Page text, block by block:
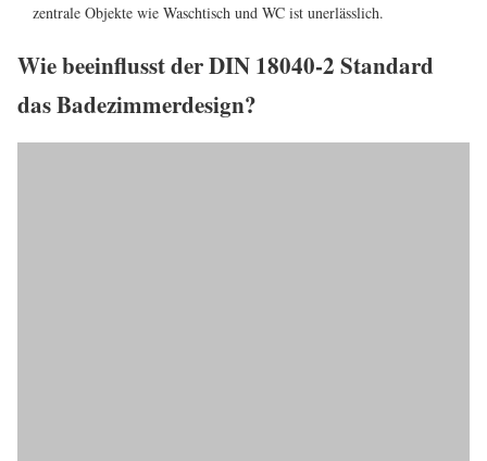
zentrale Objekte wie Waschtisch und WC ist unerlässlich.
Wie beeinflusst der DIN 18040-2 Standard
das Badezimmerdesign?